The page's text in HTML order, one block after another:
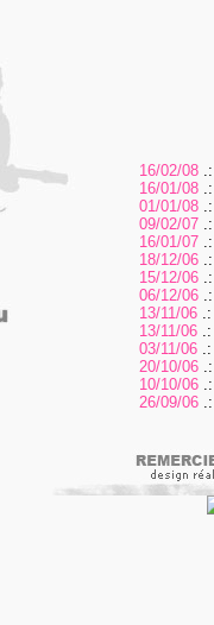
16/02/08 .:
16/01/08 .:
01/01/08 .:
09/02/07 .:
16/01/07 .:
18/12/06 .:
15/12/06 .:
06/12/06 .:
13/11/06 .:
13/11/06 .:
03/11/06 .:
20/10/06 .:
10/10/06 .:
26/09/06 .: